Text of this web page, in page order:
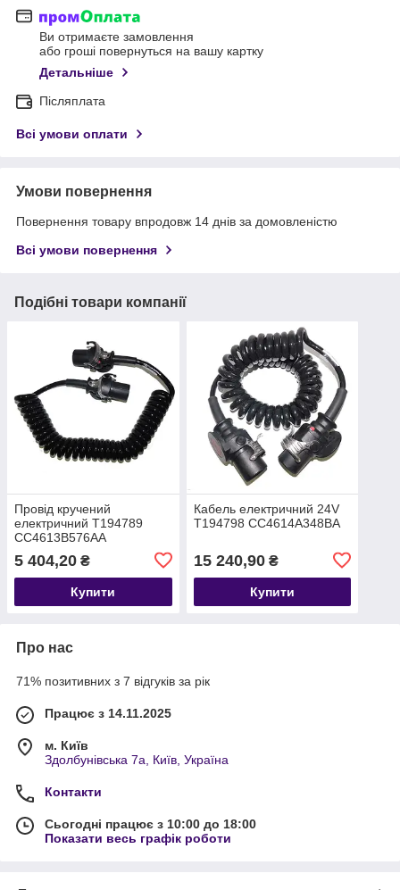
Ви отримаєте замовлення
або гроші повернуться на вашу картку
Детальніше
Післяплата
Всі умови оплати
Умови повернення
Повернення товару впродовж 14 днів за домовленістю
Всі умови повернення
Подібні товари компанії
Провід кручений
електричний T194789
CC4613B576AA
5 404,20 ₴
Купити
Кабель електричний 24V
T194798 CC4614A348BA
15 240,90₴
Купити
Про нас
71% позитивних з 7 відгуків за рік
Працює з 14.11.2025
м. Київ
Здолбунівська 7а, Київ, Україна
Контакти
Сьогодні працює з 10:00 до 18:00
Показати весь графік роботи